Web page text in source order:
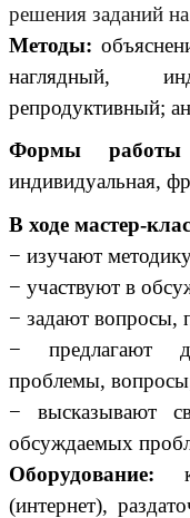
решения заданий
Методы:
наглядный,
репродуктивный;
Формы
индивидуальная,
В ходе мастер-
− изучают
− участвуют в
− задают вопросы,
− предлагают
проблемы,
− высказывают
обсуждаемых
Оборудование:
(интернет),